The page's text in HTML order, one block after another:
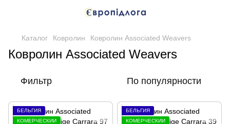
Каталог Ковролин Ковролин Associated Weavers
Ковролин Associated Weavers
Фильтр По популярности
БЕЛЬГИЯ
КОМЕРЧЕСКИЙ
БЕЛЬГИЯ
КОМЕРЧЕСКИЙ